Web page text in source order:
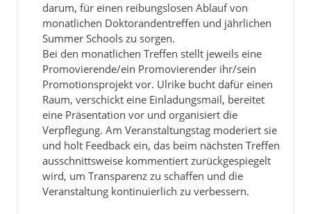
darum, für einen reibungslosen Ablauf von
monatlichen Doktorandentreffen und jährlichen
Summer Schools zu sorgen.
Bei den monatlichen Treffen stellt jeweils eine
Promovierende/ein Promovierender ihr/sein
Promotionsprojekt vor. Ulrike bucht dafür einen
Raum, verschickt eine Einladungsmail, bereitet
eine Präsentation vor und organisiert die
Verpflegung. Am Veranstaltungstag moderiert sie
und holt Feedback ein, das beim nächsten Treffen
ausschnittsweise kommentiert zurückgespiegelt
wird, um Transparenz zu schaffen und die
Veranstaltung kontinuierlich zu verbessern.